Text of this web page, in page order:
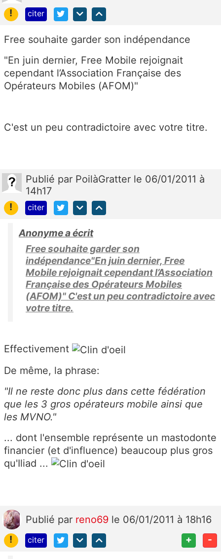
!
citer
Free souhaite garder son indépendance
"En juin dernier, Free Mobile rejoignait
cependant l’Association Française des
Opérateurs Mobiles (AFOM)"
C'est un peu contradictoire avec votre titre.
Publié par PoilàGratter le 06/01/2011 à
14h17
!
citer
Anonyme a écrit
Free souhaite garder son
indépendance"En juin dernier, Free
Mobile rejoignait cependant l’Association
Française des Opérateurs Mobiles
(AFOM)" C'est un peu contradictoire avec
votre titre.
Effectivement
De même, la phrase:
"Il ne reste donc plus dans cette fédération
que les 3 gros opérateurs mobile ainsi que
les MVNO."
... dont l'ensemble représente un mastodonte
financier (et d'influence) beaucoup plus gros
qu'Iliad ...
Publié par reno69 le 06/01/2011 à 18h16
!
citer + -